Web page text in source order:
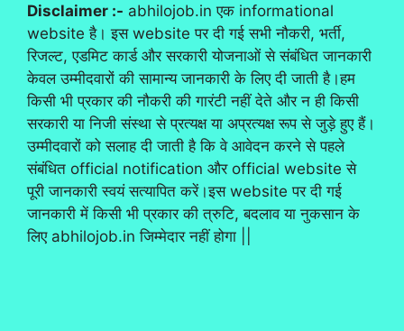
Disclaimer :- abhilojob.in एक informational
website है। इस website पर दी गई सभी नौकरी, भर्ती,
रिजल्ट, एडमिट कार्ड और सरकारी योजनाओं से संबंधित जानकारी
केवल उम्मीदवारों की सामान्य जानकारी के लिए दी जाती है।हम
किसी भी प्रकार की नौकरी की गारंटी नहीं देते और न ही किसी
सरकारी या निजी संस्था से प्रत्यक्ष या अप्रत्यक्ष रूप से जुड़े हुए हैं।
उम्मीदवारों को सलाह दी जाती है कि वे आवेदन करने से पहले
संबंधित official notification और official website से
पूरी जानकारी स्वयं सत्यापित करें।इस website पर दी गई
जानकारी में किसी भी प्रकार की त्रुटि, बदलाव या नुकसान के
लिए abhilojob.in जिम्मेदार नहीं होगा ||